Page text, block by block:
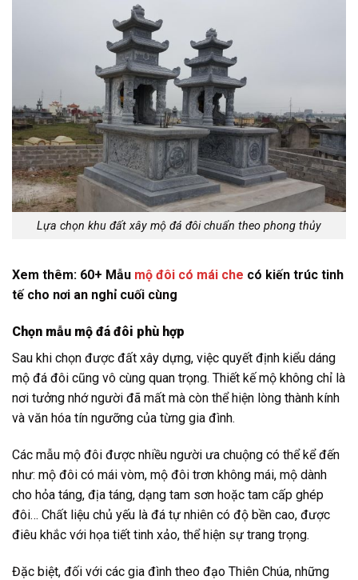
Lựa chọn khu đất xây mộ đá đôi chuẩn theo phong thủy
Xem thêm: 60+ Mẫu mộ đôi có mái che có kiến trúc tinh
tế cho nơi an nghỉ cuối cùng
Chọn mẫu mộ đá đôi phù hợp
Sau khi chọn được đất xây dựng, việc quyết định kiểu dáng
mộ đá đôi cũng vô cùng quan trọng. Thiết kế mộ không chỉ là
nơi tưởng nhớ người đã mất mà còn thể hiện lòng thành kính
và văn hóa tín ngưỡng của từng gia đình.
Các mẫu mộ đôi được nhiều người ưa chuộng có thể kể đến
như: mộ đôi có mái vòm, mộ đôi trơn không mái, mộ dành
cho hỏa táng, địa táng, dạng tam sơn hoặc tam cấp ghép
đôi… Chất liệu chủ yếu là đá tự nhiên có độ bền cao, được
điêu khắc với họa tiết tinh xảo, thể hiện sự trang trọng.
Đặc biệt, đối với các gia đình theo đạo Thiên Chúa, những